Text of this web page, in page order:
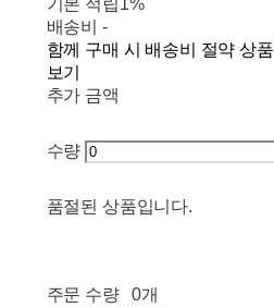
기본 적립1%
배송비 -
함께 구매 시 배송비 절약 상품
보기
추가 금액
수량
품절된 상품입니다.
주문 수량
0개